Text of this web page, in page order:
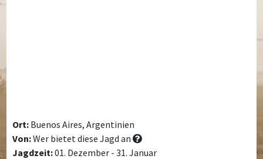
Ort: Buenos Aires, Argentinien
Von:Wer bietet diese Jagd an
Jagdzeit:01. Dezember - 31. Januar